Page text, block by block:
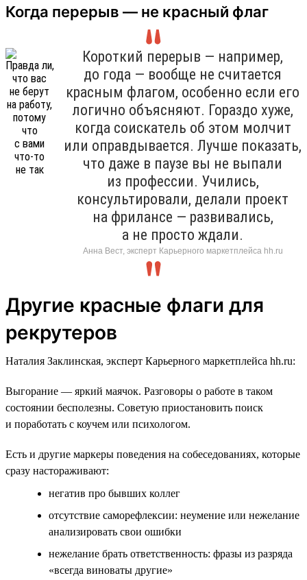
Когда перерыв — не красный флаг
Короткий перерыв — например,
до года — вообще не считается
красным флагом, особенно если его
логично объясняют. Гораздо хуже,
когда соискатель об этом молчит
или оправдывается. Лучше показать,
что даже в паузе вы не выпали
из профессии. Учились,
консультировали, делали проект
на фрилансе — развивались,
а не просто ждали.
Анна Вест, эксперт Карьерного маркетплейса hh.ru
Другие красные флаги для
рекрутеров
Наталия Заклинская, эксперт Карьерного маркетплейса hh.ru:
Выгорание — яркий маячок. Разговоры о работе в таком
состоянии бесполезны. Советую приостановить поиск
и поработать с коучем или психологом.
Есть и другие маркеры поведения на собеседованиях, которые
сразу настораживают:
негатив про бывших коллег
отсутствие саморефлексии: неумение или нежелание
анализировать свои ошибки
нежелание брать ответственность: фразы из разряда
«всегда виноваты другие»